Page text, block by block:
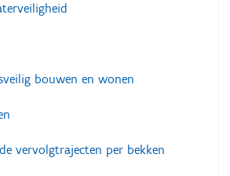
bouwen en wonen
vervolgtrajecten per bekken